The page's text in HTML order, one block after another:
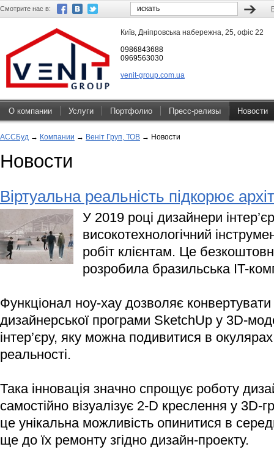
Смотрите нас в:
Київ, Дніпровська набережна, 25, офіс 22
0986843688
0969563030
venit-group.com.ua
О компании Услуги Портфолио Пресс-релизы Новости
АССБуд → Компании → Веніт Груп, ТОВ → Новости
Новости
Віртуальна реальність підкорює
У 2019 році дизайнери
високотехнологічний
робіт клієнтам. Це
розробила бразильська IT-
Функціонал ноу-хау дозволяє
дизайнерської програми SketchUp у 3D-
інтер’єру, яку можна подивитися в окулярах
реальності.
Така інновація значно спрощує роботу
самостійно візуалізує 2-D креслення у 3D-
це унікальна можливість опинитися в
ще до їх ремонту згідно дизайн-проекту.